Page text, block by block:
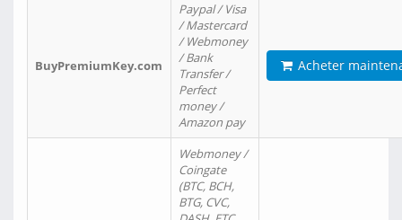
BuyPremiumKey.com
Paypal / Visa
/ Mastercard
/ Webmoney
/ Bank
Transfer /
Perfect
money /
Amazon pay
Acheter
Webmoney /
Coingate
(BTC, BCH,
BTG, CVC,